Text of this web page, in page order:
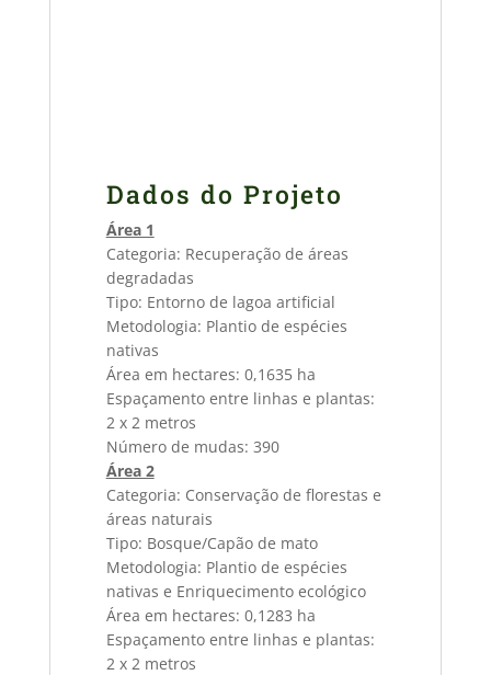
Dados do Projeto
Área 1
Categoria: Recuperação de áreas
degradadas
Tipo: Entorno de lagoa artificial
Metodologia: Plantio de espécies
nativas
Área em hectares: 0,1635 ha
Espaçamento entre linhas e plantas:
2 x 2 metros
Número de mudas: 390
Área 2
Categoria: Conservação de florestas e
áreas naturais
Tipo: Bosque/Capão de mato
Metodologia: Plantio de espécies
nativas e Enriquecimento ecológico
Área em hectares: 0,1283 ha
Espaçamento entre linhas e plantas:
2 x 2 metros